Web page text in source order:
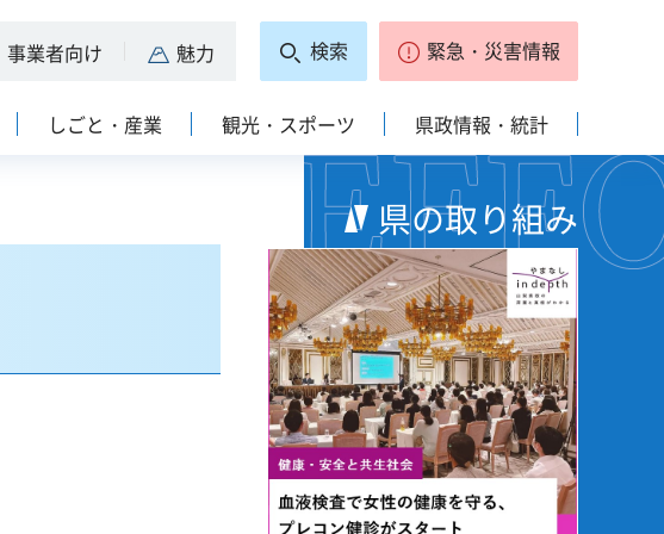
事業者向け 魅力 検索 緊急・災害情報
しごと・産業 観光・スポーツ 県政情報・統計
県の取り組み